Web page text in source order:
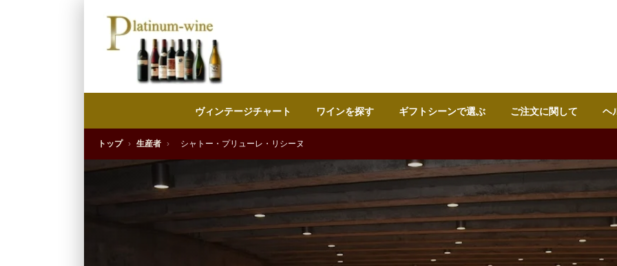
ヴィンテージチャート ワインを探す ギフトシーンで選ぶ ご注文に関して ヘ
トップ › 生産者 › シャトー・プリューレ・リシーヌ